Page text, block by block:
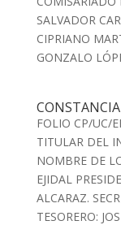
SALVADOR
CIPRIANO
GONZALO
FOLIO CP/UC/
TITULAR DEL
NOMBRE DE
EJIDAL
ALCARAZ.
TESORERO: